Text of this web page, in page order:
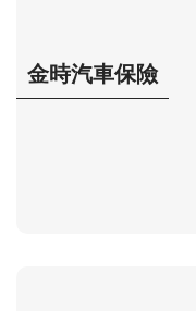
金時汽車保險